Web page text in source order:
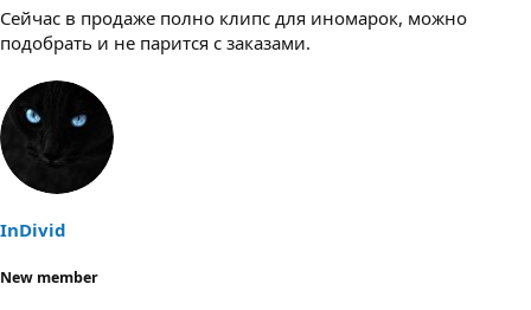
Сейчас в продаже полно клипс для иномарок, можно
подобрать и не парится с заказами.
InDivid
New member